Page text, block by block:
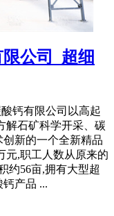
公司_超细
钙有限公司以高起
解石矿科学开采、碳
新的一个全新精品
元,职工人数从原来的
约56亩,拥有大型超
产品 ...